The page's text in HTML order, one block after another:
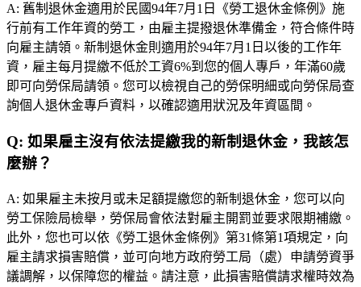
A: 舊制退休金適用於民國94年7月1日《勞工退休金條例》施
行前有工作年資的勞工，由雇主提撥退休準備金，符合條件時
向雇主請領。新制退休金則適用於94年7月1日以後的工作年
資，雇主每月提繳不低於工資6%到您的個人專戶，年滿60歲
即可向勞保局請領。您可以檢視自己的勞保明細或向勞保局查
詢個人退休金專戶資料，以確認適用狀況及年資區間。
Q: 如果雇主沒有依法提繳我的新制退休金，我該怎
麼辦？
A: 如果雇主未按月或未足額提繳您的新制退休金，您可以向
勞工保險局檢舉，勞保局會依法對雇主開罰並要求限期補繳。
此外，您也可以依《勞工退休金條例》第31條第1項規定，向
雇主請求損害賠償，並可向地方政府勞工局（處）申請勞資爭
議調解，以保障您的權益。請注意，此損害賠償請求權時效為